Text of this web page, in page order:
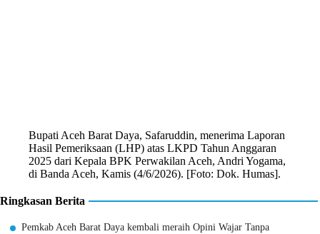
Bupati Aceh Barat Daya, Safaruddin, menerima Laporan
Hasil Pemeriksaan (LHP) atas LKPD Tahun Anggaran
2025 dari Kepala BPK Perwakilan Aceh, Andri Yogama,
di Banda Aceh, Kamis (4/6/2026). [Foto: Dok. Humas].
Ringkasan Berita
Pemkab Aceh Barat Daya kembali meraih Opini Wajar Tanpa